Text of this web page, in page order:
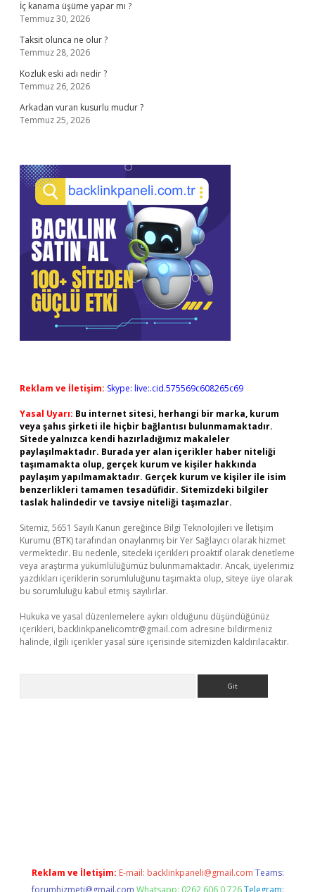
İç kanama üşüme yapar mı ?
Temmuz 30, 2026
Taksit olunca ne olur ?
Temmuz 28, 2026
Kozluk eski adı nedir ?
Temmuz 26, 2026
Arkadan vuran kusurlu mudur ?
Temmuz 25, 2026
Reklam ve İletişim: Skype: live:.cid.575569c608265c69
Yasal Uyarı: Bu internet sitesi, herhangi bir marka, kurum
veya şahıs şirketi ile hiçbir bağlantısı bulunmamaktadır.
Sitede yalnızca kendi hazırladığımız makaleler
paylaşılmaktadır. Burada yer alan içerikler haber niteliği
taşımamakta olup, gerçek kurum ve kişiler hakkında
paylaşım yapılmamaktadır. Gerçek kurum ve kişiler ile isim
benzerlikleri tamamen tesadüfidir. Sitemizdeki bilgiler
taslak halindedir ve tavsiye niteliği taşımazlar.
Sitemiz, 5651 Sayılı Kanun gereğince Bilgi Teknolojileri ve İletişim
Kurumu (BTK) tarafından onaylanmış bir Yer Sağlayıcı olarak hizmet
vermektedir. Bu nedenle, sitedeki içerikleri proaktif olarak denetleme
veya araştırma yükümlülüğümüz bulunmamaktadır. Ancak, üyelerimiz
yazdıkları içeriklerin sorumluluğunu taşımakta olup, siteye üye olarak
bu sorumluluğu kabul etmiş sayılırlar.
Hukuka ve yasal düzenlemelere aykırı olduğunu düşündüğünüz
içerikleri, backlinkpanelicomtr@gmail.com adresine bildirmeniz
halinde, ilgili içerikler yasal süre içerisinde sitemizden kaldırılacaktır.
Reklam ve İletişim: E-mail: backlinkpaneli@gmail.com Teams:
forumhizmeti@gmail.com Whatsapp: 0262 606 0 726 Telegram: